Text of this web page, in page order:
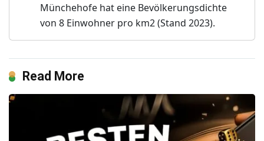
Münchehofe hat eine Bevölkerungsdichte
von 8 Einwohner pro km2 (Stand 2023).
Read More